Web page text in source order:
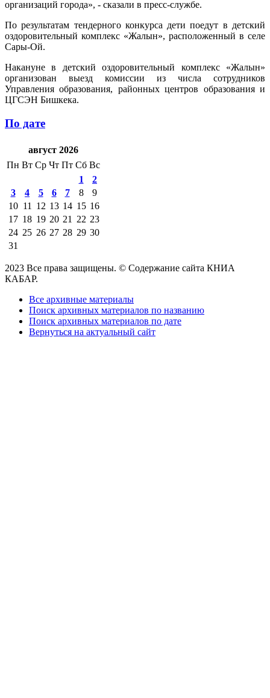
организаций города», - сказали в пресс-службе.
По результатам тендерного конкурса дети поедут в детский
оздоровительный комплекс «Жалын», расположенный в селе
Сары-Ой.
Накануне в детский оздоровительный комплекс «Жалын»
организован выезд комиссии из числа сотрудников
Управления образования, районных центров образования и
ЦГСЭН Бишкека.
По дате
август 2026
Пн Вт Ср Чт Пт Сб Вс
1
2
3
4 5 6 7 8
9
10 11 12 13 14 15 16
17 18 19 20 21 22 23
24 25 26 27 28 29 30
31
2023 Все права защищены. © Содержание сайта КНИА
КАБАР.
Все архивные материалы
Поиск архивных материалов по названию
Поиск архивных материалов по дате
Вернуться на актуальный сайт